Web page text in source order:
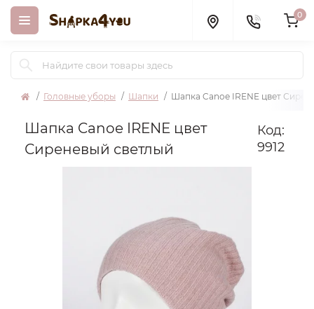
0
Головные уборы Шапки Шапка Canoe IRENE цвет
Шапка Canoe IRENE цвет
Сиреневый светлый
Код:
9912